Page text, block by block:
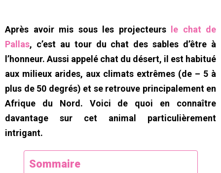
Après avoir mis sous les projecteurs
le chat de
Pallas, c’est au tour du chat des sables d’être à
l’honneur. Aussi appelé chat du désert, il est habitué
aux milieux arides, aux climats extrêmes (de – 5 à
plus de 50 degrés) et se retrouve principalement en
Afrique du Nord. Voici de quoi en connaître
davantage sur cet animal particulièrement
intrigant.
Sommaire